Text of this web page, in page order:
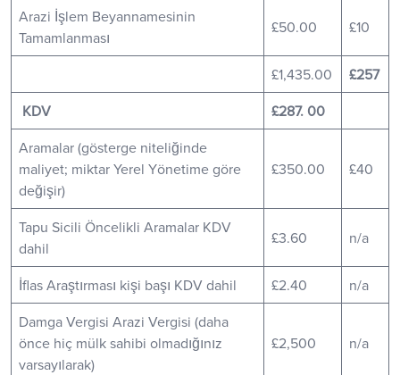
Arazi İşlem Beyannamesinin
Tamamlanması
£50.00 £10
£1,435.00
£257
KDV
£287. 00
Aramalar (gösterge niteliğinde
maliyet; miktar Yerel Yönetime göre
değişir)
£350.00 £40
Tapu Sicili Öncelikli Aramalar KDV
dahil
£3.60 n/a
İflas Araştırması kişi başı KDV dahil £2.40
n/a
Damga Vergisi Arazi Vergisi (daha
önce hiç mülk sahibi olmadığınız
varsayılarak)
£2,500 n/a